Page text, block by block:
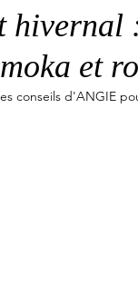
hivernal
et
conseils d'ANGIE